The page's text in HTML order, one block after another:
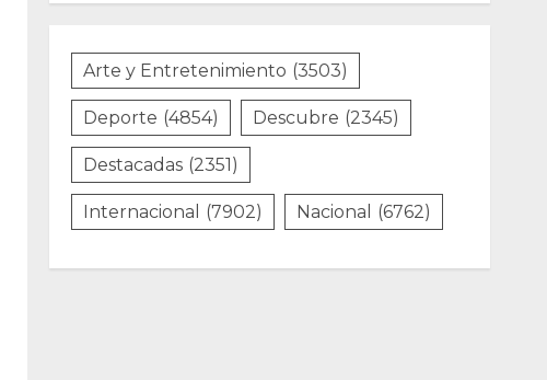
Arte y Entretenimiento (3503)
Deporte (4854) Descubre (2345)
Destacadas (2351)
Internacional (7902) Nacional (6762)